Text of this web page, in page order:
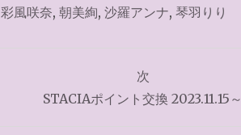
彩風咲奈, 朝美絢, 沙羅アンナ, 琴羽りり
次
STACIAポイント交換 2023.11.15～